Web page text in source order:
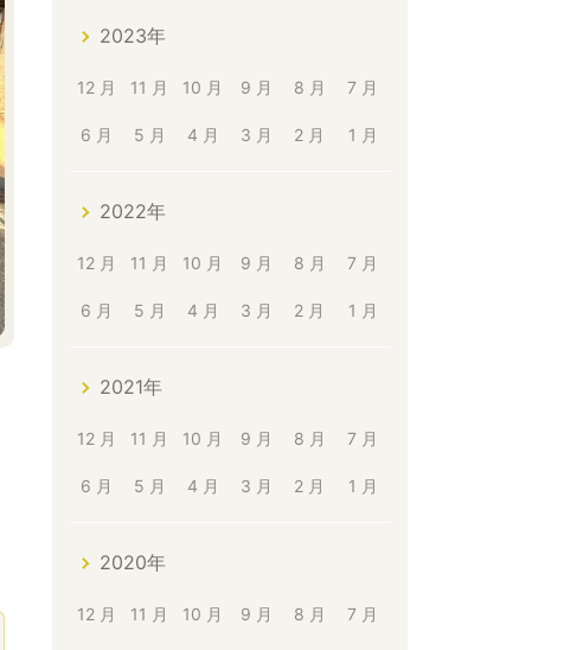
2023年
12 月 11 月 10 月 9 月 8 月 7 月
6 月 5 月 4 月 3 月 2 月 1 月
2022年
12 月 11 月 10 月 9 月 8 月 7 月
6 月 5 月 4 月 3 月 2 月 1 月
2021年
12 月 11 月 10 月 9 月 8 月 7 月
6 月 5 月 4 月 3 月 2 月 1 月
2020年
12 月 11 月 10 月 9 月 8 月 7 月